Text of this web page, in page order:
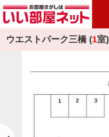
ウエストパーク三橋 (1室)